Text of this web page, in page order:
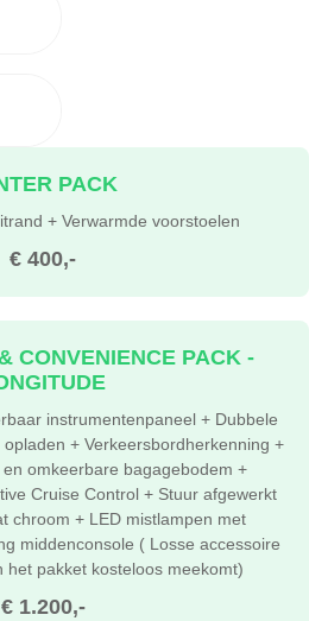
€ 400,-
PACK
+ Verwarmde voorstoelen
€ 1.200,-
CONVENIENCE PACK -
instrumentenpaneel + Dubbele
+ Verkeersbordherkenning +
omkeerbare bagagebodem +
Cruise Control + Stuur afgewerkt
chroom + LED mistlampen met
middenconsole ( Losse accessoire
het pakket kosteloos meekomt)